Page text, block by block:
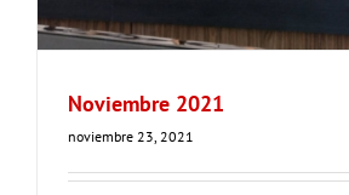
Noviembre 2021
noviembre 23, 2021